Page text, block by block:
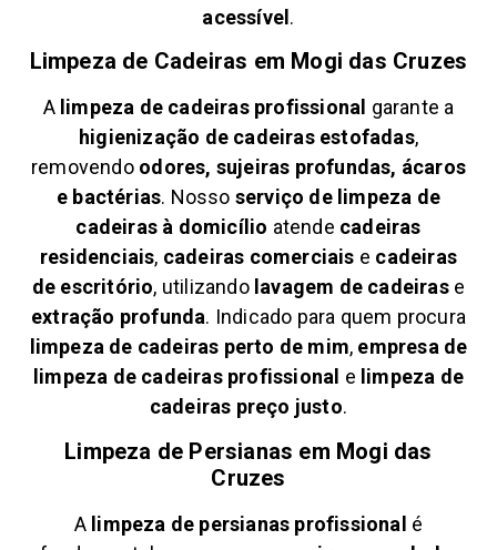
acessível .
Limpeza de Cadeiras em Mogi das Cruzes
A limpeza de cadeiras profissional garante a
higienização de cadeiras estofadas,
removendoodores, sujeiras profundas, ácaros
e bactérias. Nosso serviço de limpeza de
cadeiras à domicílio atende cadeiras
residenciais, cadeiras comerciais e cadeiras
de escritório, utilizando lavagem de cadeirase
extração profunda. Indicado para quem procura
limpeza de cadeiras perto de mim, empresa de
limpeza de cadeiras profissional e limpeza de
cadeiras preço justo.
Limpeza de Persianas em Mogi das
Cruzes
A limpeza de persianas profissional é